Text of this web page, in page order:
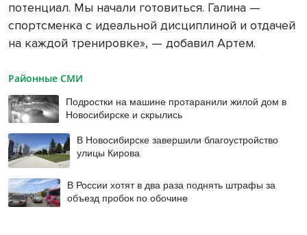
потенциал. Мы начали готовиться. Галина —
спортсменка с идеальной дисциплиной и отдачей
на каждой тренировке», — добавил Артем.
Районные СМИ
Подростки на машине протаранили жилой дом в
Новосибирске и скрылись
В Новосибирске завершили благоустройство
улицы Кирова
В России хотят в два раза поднять штрафы за
объезд пробок по обочине